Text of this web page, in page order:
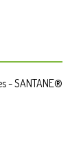
- SANTANE®